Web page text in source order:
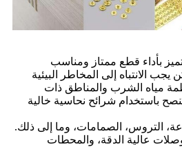
بأداء قطع ممتاز ومناسب
يجب الانتباه إلى المخاطر البيئية
مياه الشرب والمناطق ذات
يُنصح باستخدام شرائح نحاسية خالية
عالية الدقة، والمحطات